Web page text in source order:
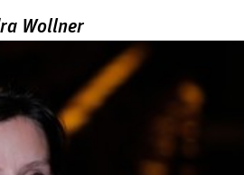
Wollner